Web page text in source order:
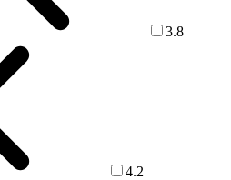
3.8
4.2